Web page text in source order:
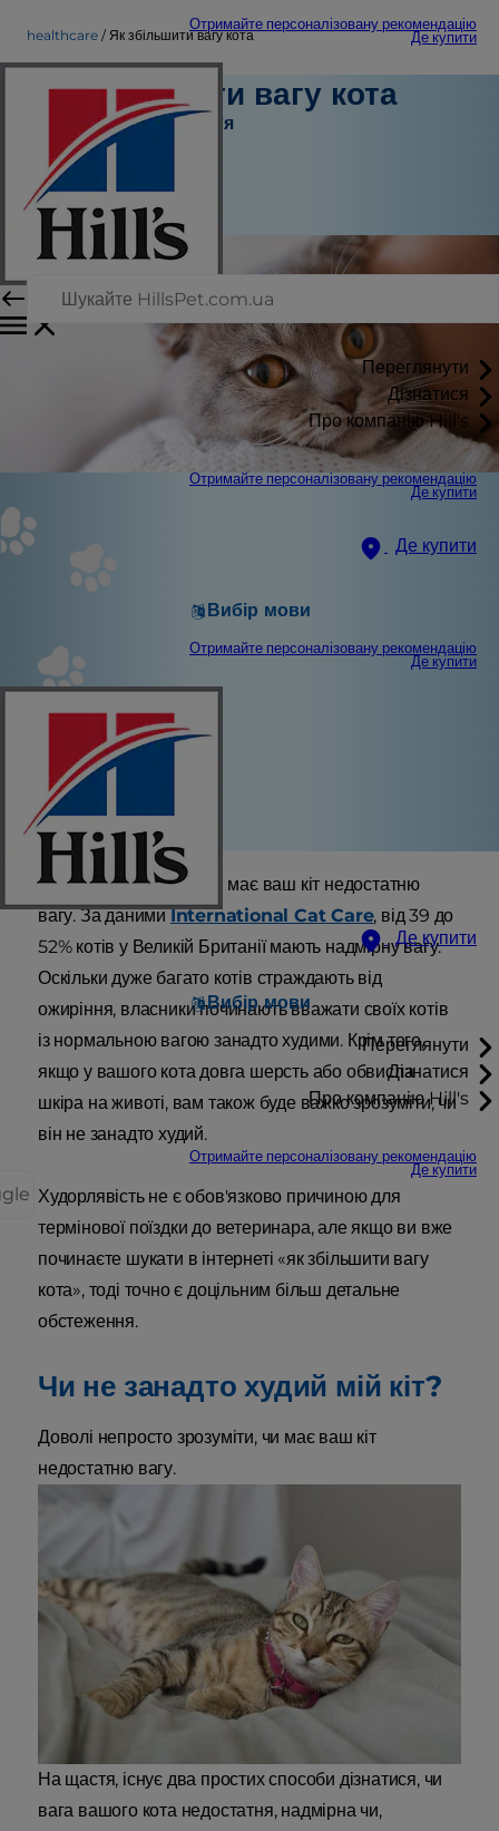
Отримайте персоналізовану рекомендацію
Де купити
Переглянути
Дізнатися
Про компанію Hill's
Отримайте персоналізовану рекомендацію
Де купити
Де купити
Вибір мови
Отримайте персоналізовану рекомендацію
Де купити
Де купити
Вибір мови
Переглянути
Дізнатися
Про компанію Hill's
Отримайте персоналізовану рекомендацію
Де купити
healthcare Як збільшити вагу кота
Як збільшити вагу кота
Турбота про здоров'я
Доктор Сара Вутен
Листопад 29, 2021
Непросто зрозуміти, чи має ваш кіт недостатню
вагу. За данимиInternational Cat Care, від 39 до
52% котів у Великій Британії мають надмірну вагу.
Оскільки дуже багато котів страждають від
ожиріння, власники починають вважати своїх котів
із нормальною вагою занадто худими. Крім того,
якщо у вашого кота довга шерсть або обвисла
шкіра на животі, вам також буде важко зрозуміти, чи
він не занадто худий.
Худорлявість не є обов'язково причиною для
термінової поїздки до ветеринара, але якщо ви вже
починаєте шукати в інтернеті «як збільшити вагу
кота», тоді точно є доцільним більш детальне
обстеження.
Чи не занадто худий мій кіт?
Доволі непросто зрозуміти, чи має ваш кіт
недостатню вагу.
На щастя, існує два простих способи дізнатися, чи
вага вашого кота недостатня, надмірна чи,